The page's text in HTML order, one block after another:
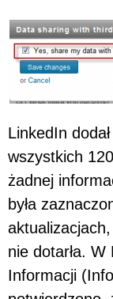
LinkedIn
wszystkich
żadnej
była
nie dotarła.
Informacji